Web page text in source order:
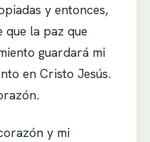
y entonces,
que la paz que
guardará mi
en Cristo Jesús.
y mi